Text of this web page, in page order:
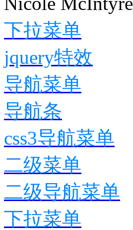
下拉菜单
jquery特效
导航菜单
导航条
css3导航菜单
二级菜单
二级导航菜单
下拉菜单